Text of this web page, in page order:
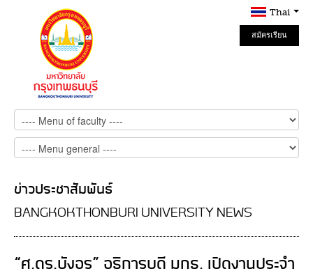
Thai
สมัครเรียน
Online
ข่าวประชาสัมพันธ์
BANGKOKTHONBURI UNIVERSITY NEWS
“ศ.ดร.บังอร” อธิการบดี มกธ. เปิดงานประจำ